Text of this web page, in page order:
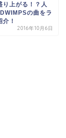
り上がる！？人
の曲をラ
！
2016年10月6日